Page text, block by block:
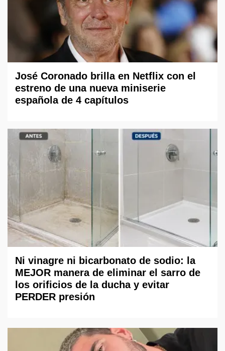
José Coronado brilla en Netflix con el
estreno de una nueva miniserie
española de 4 capítulos
Ni vinagre ni bicarbonato de sodio: la
MEJOR manera de eliminar el sarro de
los orificios de la ducha y evitar
PERDER presión